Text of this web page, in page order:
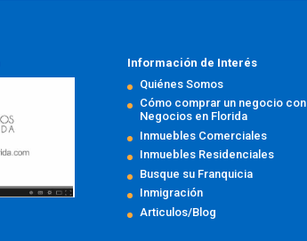
Información de Interés
Quiénes Somos
Cómo comprar un negocio con
Negocios en Florida
Inmuebles Comerciales
Inmuebles Residenciales
Busque su Franquicia
Inmigración
Articulos/Blog